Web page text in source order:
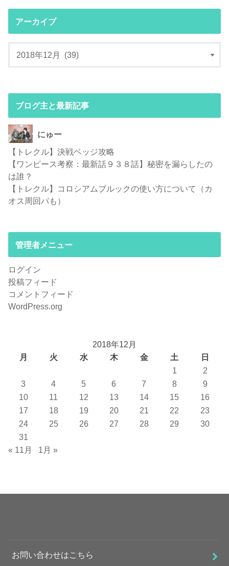
アーカイブ
ブログ主と最新記事
にゅー
【トレクル】決戦ベッジ攻略
【ワンピース考察：最新話９３８話】秘密を漏らしたの
は誰？
【トレクル】コロシアムブルックの使い方について（カ
オス周回パも）
管理者メニュー
ログイン
投稿フィード
コメントフィード
WordPress.org
2018年12月
月
火 水 木 金 土
日
1
2
3
4 5 6 7 8
9
10
11 12 13 14 15
16
17
18 19 20 21 22
23
24
25 26 27 28 29
30
31
« 11月
1月 »
お問い合わせはこちら